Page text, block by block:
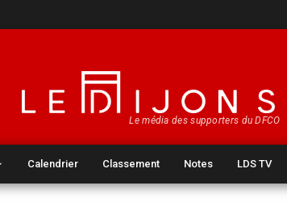
Le média des supporters du DFCO
Calendrier Classement Notes LDS TV